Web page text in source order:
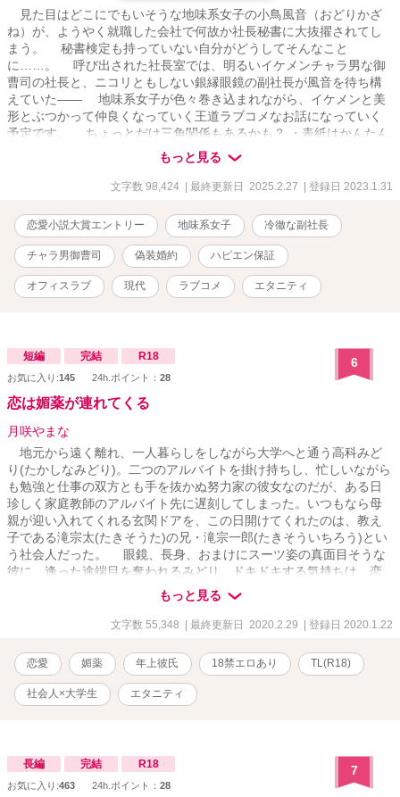
見た目はどこにでもいそうな地味系女子の小鳥風音（おどりかざ
ね）が、ようやく就職した会社で何故か社長秘書に大抜擢されてし
まう。 秘書検定も持っていない自分がどうしてそんなこと
に……。 呼び出された社長室では、明るいイケメンチャラ男な御
曹司の社長と、ニコリともしない銀縁眼鏡の副社長が風音を待ち構
えていた―― 地味系女子が色々巻き込まれながら、イケメンと美
形とぶつかって仲良くなっていく王道ラブコメなお話になっていく
予定です。 ちょっとだけ三角関係もあるかも？ ・表紙はかんたん
表紙メーカーで作成しています。 ・毎日11時に投稿予定です。 ・勢
いで書いてます。誤字脱字等チェックしてますが、不備があるかも
しれません。 ・公開済のお話も加筆訂正する場合があります。
もっと見る
文字数 98,424 | 最終更新日 2025.2.27 | 登録日 2023.1.31
恋愛小説大賞エントリー 地味系女子 冷徹な副社長
チャラ男御曹司 偽装婚約 ハピエン保証
オフィスラブ 現代 ラブコメ エタニティ
短編 完結 R18
お気に入り:145 24h.ポイント： 28
6
恋は媚薬が連れてくる
月咲やまな
地元から遠く離れ、一人暮らしをしながら大学へと通う高科みど
り(たかしなみどり)。二つのアルバイトを掛け持ちし、忙しいながら
も勉強と仕事の双方とも手を抜かぬ努力家の彼女なのだが、ある日
珍しく家庭教師のアルバイト先に遅刻してしまった。いつもなら母
親が迎い入れてくれる玄関ドアを、この日開けてくれたのは、教え
子である滝宗太(たきそうた)の兄・滝宗一郎(たきそういちろう)とい
う社会人だった。 眼鏡、長身、おまけにスーツ姿の真面目そうな
彼に、逢った途端目を奪われるみどり。ドキドキする気持ちは、恋
なのか、それとも彼の暗躍が原因か—— ○一目惚れ・軽い三角関
係・媚薬とが絡んだ、社会人×大学生のTL小説です。 【R18】作品
ですのでご注意下さい。 【関連していなくもない作品】 『伝えぬ
賞 エントリー作品】
もっと見る
文字数 55,348 | 最終更新日 2020.2.29 | 登録日 2020.1.22
恋愛 媚薬 年上彼氏 18禁エロあり TL(R18)
社会人×大学生 エタニティ
長編 完結 R18
お気に入り:463 24h.ポイント： 28
7